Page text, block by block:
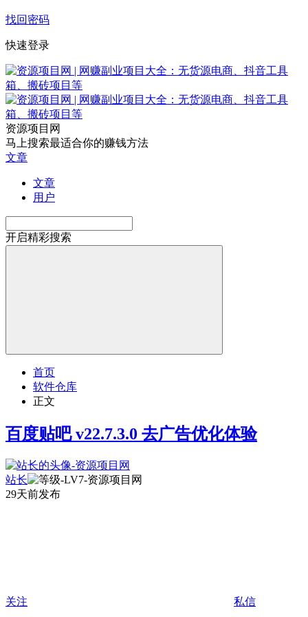
找回密码
快速登录
资源项目网
马上搜索最适合你的赚钱方法
文章
文章
用户
开启精彩搜索
首页
软件仓库
正文
百度贴吧 v22.7.3.0 去广告优化体验
站长
29天前发布
关注 私信